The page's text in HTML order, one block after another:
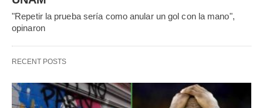
"Repetir la prueba sería como anular un gol con la mano",
opinaron
RECENT POSTS